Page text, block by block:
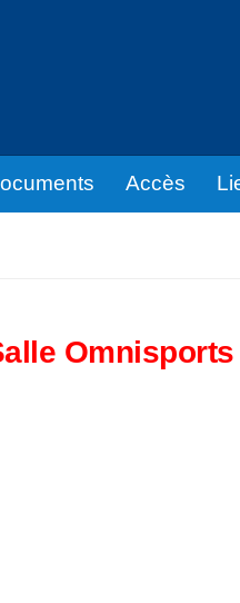
Accès
Omnisports